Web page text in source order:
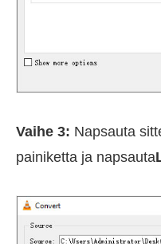
Vaihe 3: Napsauta
painiketta ja napsauta